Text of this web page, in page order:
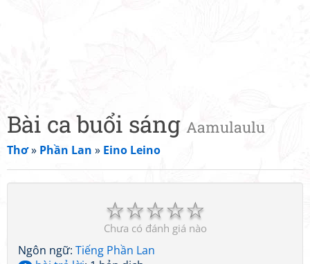
Bài ca buổi sáng Aamulaulu
Thơ» Phần Lan » Eino Leino
☆
☆
☆
☆
☆
Chưa có đánh giá nào
Ngôn ngữ: Tiếng Phần Lan